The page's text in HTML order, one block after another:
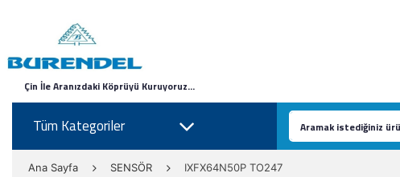
Çin İle Aranızdaki Köprüyü Kuruyoruz...
Tüm Kategoriler
Ana Sayfa SENSÖR IXFX64N50P TO247